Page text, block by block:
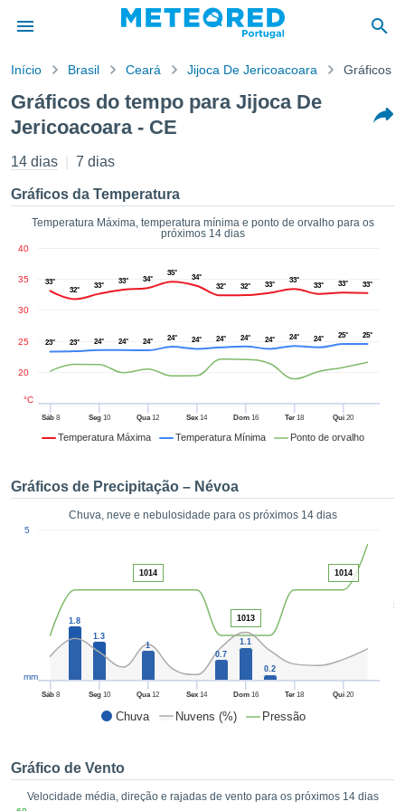
da
por
que as
a este
opções:
e
digital
ou
permite-
a nossa
fornecer-
todos os
ou
no
como
um perfil
CONFIGURAÇÕES
Início Brasil Ceará Jijoca De Jericoacoara Gráficos
Gráficos do tempo para Jijoca De
Jericoacoara - CE
14 dias 7 dias
Gráficos da Temperatura
Temperatura Máxima, temperatura mínima e ponto de orvalho para os
próximos 14 dias
Temperatura Máxima Temperatura Mínima Ponto de orvalho
Sáb8 Seg10 Qua12 Sex 14 Dom16 Ter 18 Qui 20
20
25
30
35
40
°C
33°
32°
33°
33° 34°
35°
34°
32°
32° 33°
33°
33° 33° 33°
23° 23° 24° 24° 24° 24° 24° 24° 24° 24° 24° 24° 25° 25°
Gráficos de Precipitação – Névoa
Chuva, neve e nebulosidade para os próximos 14 dias
Chuva Nuvens (%) Pressão
50
Sáb8 Seg10 Qua12 Sex 14 Dom16 Ter 18 Qui 20
5
mm
1.8
1.3
1
0.7
1.1
0.2
1014
1013
1014
Gráfico de Vento
Velocidade média, direção e rajadas de vento para os próximos 14 dias